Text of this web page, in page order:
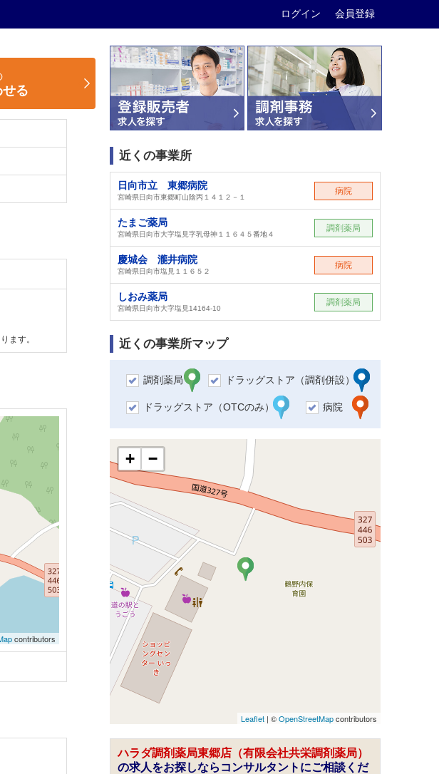
ログイン 会員登録
る
ます。
contributors
近くの事業所
日向市立 東郷病院
宮崎県日向市東郷町山陰丙１４１２－１
病院
たまご薬局
宮崎県日向市大字塩見字乳母神１１６４５番地４
調剤薬局
慶城会 瀧井病院
宮崎県日向市塩見１１６５２
病院
しおみ薬局
宮崎県日向市大字塩見14164-10
調剤薬局
近くの事業所マップ
調剤薬局 ドラッグストア（調剤併設）
ドラッグストア（OTCのみ） 病院
+ −
Leaflet | ©OpenStreetMapcontributors
ハラダ調剤薬局東郷店（有限会社共栄調剤薬局）
の求人をお探しならコンサルタントにご相談くだ